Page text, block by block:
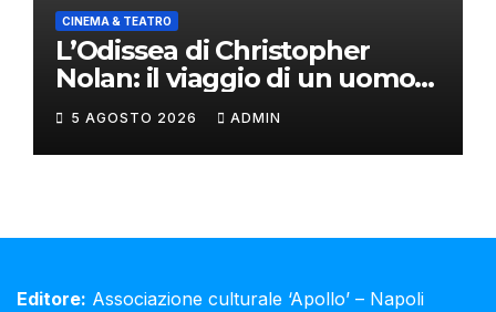
CINEMA & TEATRO
L’Odissea di Christopher
Nolan: il viaggio di un uomo
oltre il mito
5 AGOSTO 2026 ADMIN
Editore: Associazione culturale ‘Apollo’ – Napoli